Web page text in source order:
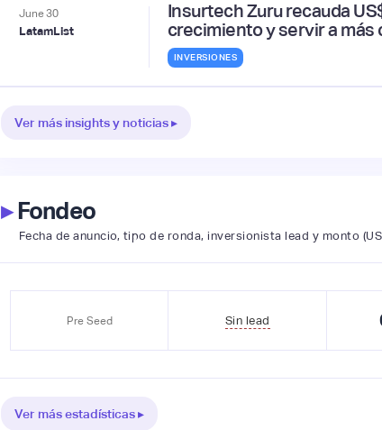
June30
LatamList
Insurtech Zuru recauda
crecimiento y servir a más
INVERSIONES
Ver más insights y noticias ▸
▸Fondeo
Fecha de anuncio, tipo de ronda, inversionista lead y monto
Pre Seed Sin lead
Ver más estadísticas ▸